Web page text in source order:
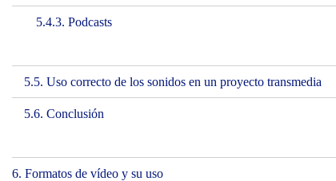
5.4.3. Podcasts
5.5. Uso correcto de los sonidos en un proyecto transmedia
5.6. Conclusión
6. Formatos de vídeo y su uso